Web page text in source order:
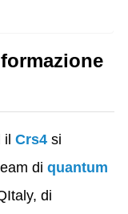
ilCrs4 si
diquantum
di